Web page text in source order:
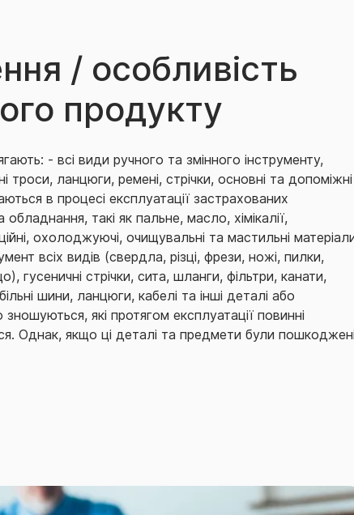
/ особливість
продукту
- всі види ручного та змiнного iнструменту,
троси, ланцюги, ременi, стрiчки, основні та допоміжні
в процесі експлуатації застрахованих
обладнання, такі як пальне, масло, хімікалії,
охолоджуючі, очищувальні та мастильні
всіх видів (свердла, різці, фрези, ножі, пилки,
гусеничні стрічки, сита, шланги, фільтри, канати,
шини, ланцюги, кабелі та інші деталі або
які протягом експлуатації повинні
Однак, якщо ці деталі та предмети були пошкоджені
то страхове відшкодування по них підлягає
страхування.